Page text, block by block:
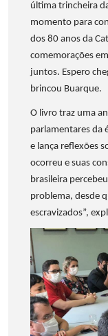
última trincheira
momento para
dos 80 anos da
comemorações
juntos. Espero
brincou Buarque.
O livro traz uma
parlamentares da
e lança reflexões
ocorreu e suas
brasileira
problema, desde
escravizados”,